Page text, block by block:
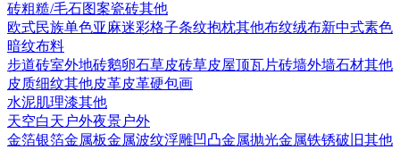
砖粗糙/毛石图案瓷砖其他
欧式民族单色亚麻迷彩格子条纹抱枕其他布纹绒布新中式素色
暗纹布料
步道砖室外地砖鹅卵石草皮砖草皮屋顶瓦片砖墙外墙石材其他
皮质细纹其他皮革皮革硬包画
水泥肌理漆其他
天空白天户外夜景户外
金箔银箔金属板金属波纹浮雕凹凸金属抛光金属铁锈破旧其他